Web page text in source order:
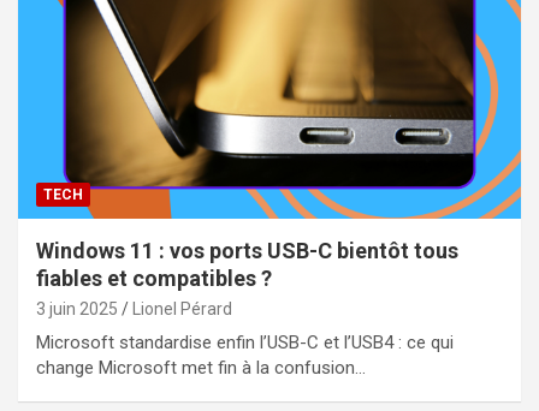
TECH
Windows 11 : vos ports USB-C bientôt tous
fiables et compatibles ?
3 juin 2025 Lionel Pérard
Microsoft standardise enfin l’USB-C et l’USB4 : ce qui
change Microsoft met fin à la confusion…